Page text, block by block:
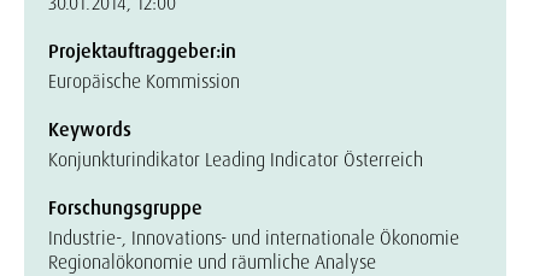
Projektauftraggeber:in
Europäische Kommission
Keywords
Konjunkturindikator Leading Indicator Österreich
Forschungsgruppe
Industrie-, Innovations- und internationale Ökonomie
Regionalökonomie und räumliche Analyse